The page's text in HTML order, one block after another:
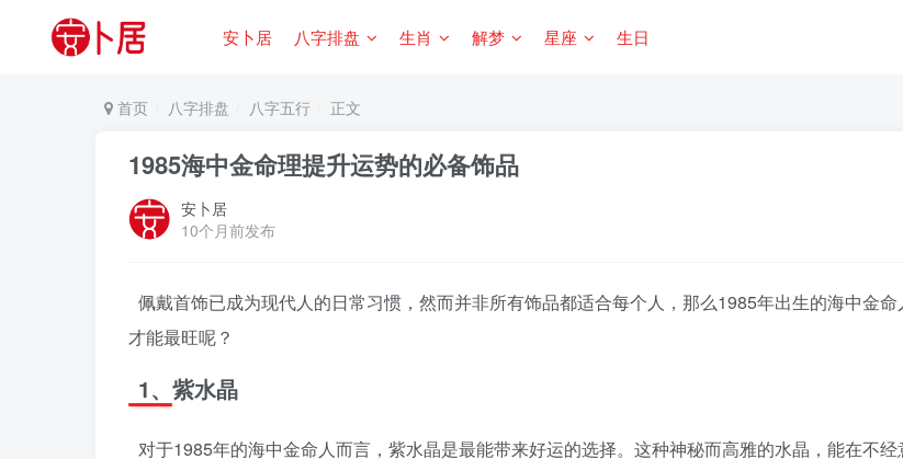
安卜居 八字排盘 生肖 解梦 星座 生日
首页 八字排盘 八字五行 正文
1985海中金命理提升运势的必备饰品
安卜居
10个月前发布
佩戴首饰已成为现代人的日常习惯，然而并非所有饰品都适合每个人，那么1985年出生的海中金命
才能最旺呢？
1、紫水晶
对于1985年的海中金命人而言，紫水晶是最能带来好运的选择。这种神秘而高雅的水晶，能在不